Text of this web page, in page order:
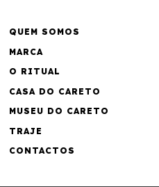
QUEM SOMOS
MARCA
O RITUAL
CASA DO CARETO
MUSEU DO CARETO
TRAJE
CONTACTOS